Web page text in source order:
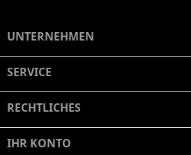
UNTERNEHMEN
SERVICE
RECHTLICHES
IHR KONTO